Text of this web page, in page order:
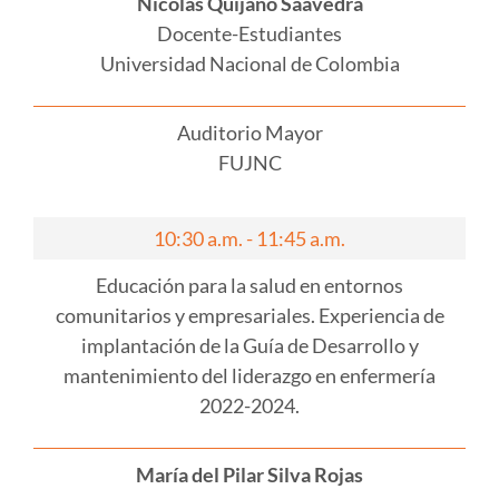
Docente-Estudiantes
Universidad Nacional de Colombia
Auditorio Mayor
FUJNC
10:30 a.m. - 11:45 a.m.
Educación para la salud en entornos
comunitarios y empresariales. Experiencia de
implantación de la Guía de Desarrollo y
mantenimiento del liderazgo en enfermería
2022-2024.
María del Pilar Silva Rojas